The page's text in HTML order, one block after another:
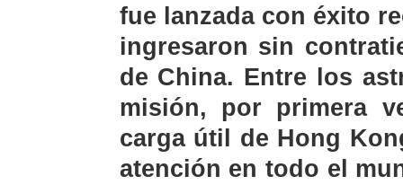
fue lanzada con éxito
ingresaron sin
de China. Entre los
misión, por primera
carga útil de Hong
atención en todo el